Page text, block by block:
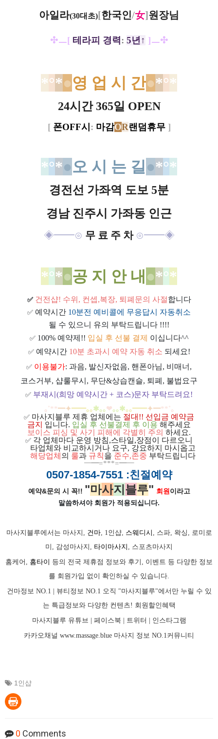
아일라(30대초)[한국인/女]원장님
✣ㅡ[ 테라피 경력 : 5년↑ ]ㅡ✣
*°*●영 업 시 간●*​°*
24시간 365일 OPEN
[ 폰OFF시 : 마감OR랜덤휴무 ]
*°*●오 시 는 길●*​°*
경전선 가좌역 도보 5분
경남 진주시 가좌동 인근
◈━━⊙ 무 료 주 차 ⊙━━◈
*°*●공 지 안 내 ●*​°*
✅ 건전샵! 수위, 컨셉,복장, 퇴폐문의 사절합니다
✅ 예약시간 10분전 예비콜에 무응답시 자동취소
될 수 있으니 유의 부탁드립니다 !!!!
✅ 100% 예약제!! 입실 후 선불 결제 이십니다^^
✅ 예약시간 10분 초과시 예약 자동 취소 되세요!
✅ 이용불가: 과음, 발신자없음, 핸폰아님, 비매너,
코스거부, 샵룰무시, 무단&상습캔슬, 퇴폐, 불법요구
✅ 부재시(희망 예약시간 + 코스)문자 부탁드려요!
｡˚**━✦━━｡｡✱｡｡❤｡｡✱｡｡━━✦━**˚｡
✅ 마사지블루 제휴 업체에는 절대!! 선입금 예약금
금지
입니다. 입실 후 선불결제 후 이용 해주세요
보이스 피싱 및 사기 피해에 각별히 주의 하세요.
✅ 각 업체마다 운영 방침,스타일,장점이 다르오니
타업체와 비교하시거나 요구, 강요하지 마시옵고
해당업체 의 룰과 규칙을 준수,존중 부탁드립니다
━━=***=━━
0507-1854-7551:친절예약
예약&문의 시 꼭!! "마사지 블루" 회원이라고
말씀하셔야 회원가 적용되십니다.
마사지블루에서는 마사지, 건마, 1인샵, 스웨디시 , 스파, 왁싱, 로미로
미, 감성마사지, 타이마사지 , 스포츠마사지
홈케어, 홈타이 등의 전국 제휴점 정보와 후기, 이벤트 등 다양한 정보
를 회원가입 없이 확인하실 수 있습니다.
건마정보 NO.1 | 뷰티정보 NO.1 오직 "마사지블루"에서만 누릴 수 있
는 특급정보와 다양한 컨텐츠! 회원할인혜택
마사지블루 유튜브 | 페이스북 | 트위터 | 인스타그램
카카오채널 www.massage.blue 마사지 정보 NO.1커뮤니티
1인샵
0 Comments